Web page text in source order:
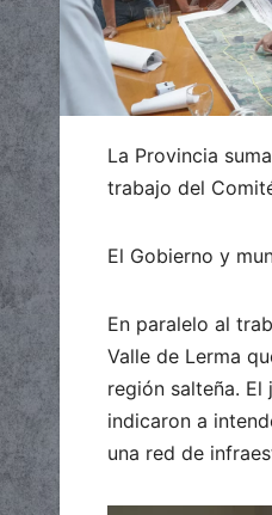
La Provincia
trabajo del
El Gobierno y
En paralelo al
Valle de Lerma
región salteña. El
indicaron a
una red de